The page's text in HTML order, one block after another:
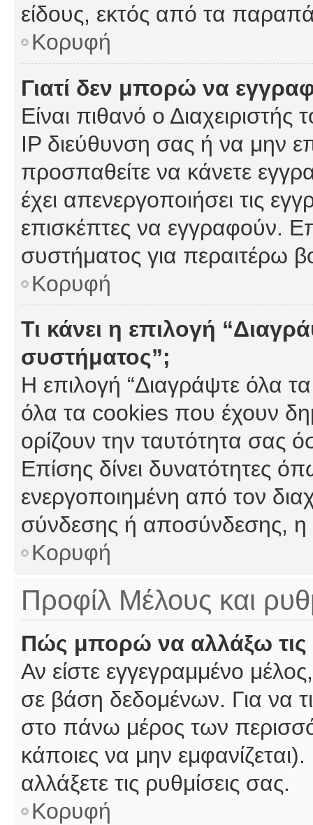
είδους, εκτός από τα
Κορυφή
Γιατί δεν μπορώ να
Είναι πιθανό ο
IP διεύθυνση σας ή να μην
προσπαθείτε να κάνετε
έχει απενεργοποιήσει τις
επισκέπτες να εγγραφούν.
συστήματος για περαιτέρω
Κορυφή
Τι κάνει η επιλογή
συστήματος”;
Η επιλογή “Διαγράψτε όλα
όλα τα cookies που έχουν
ορίζουν την ταυτότητα σας
Επίσης δίνει δυνατότητες
ενεργοποιημένη από τον
σύνδεσης ή αποσύνδεσης, η
Κορυφή
Προφίλ Μέλους και
Πώς μπορώ να αλλάξω τις
Αν είστε εγγεγραμμένο
σε βάση δεδομένων. Για να
στο πάνω μέρος των
κάποιες να μην
αλλάξετε τις ρυθμίσεις σας.
Κορυφή